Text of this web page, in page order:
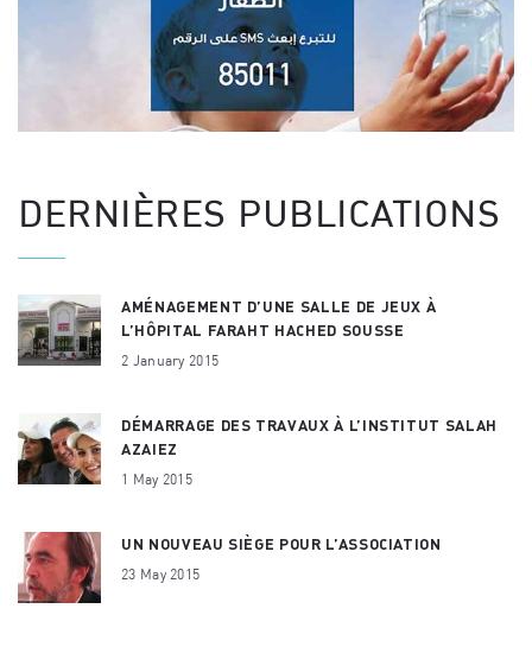
DERNIÈRES PUBLICATIONS
AMÉNAGEMENT D’UNE SALLE DE JEUX À
L’HÔPITAL FARAHT HACHED SOUSSE
2 January 2015
DÉMARRAGE DES TRAVAUX À L’INSTITUT SALAH
AZAIEZ
1 May 2015
UN NOUVEAU SIÈGE POUR L’ASSOCIATION
23 May 2015